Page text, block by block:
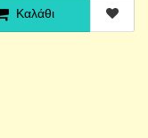
Καλάθι